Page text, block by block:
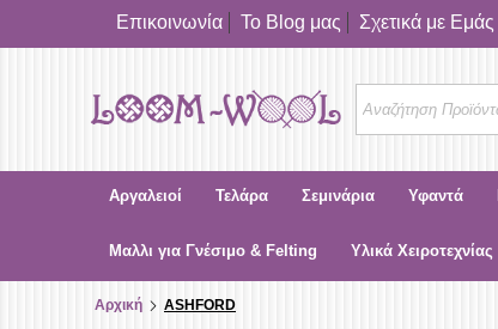
Επικοινωνία Το Blog μας Σχετικά με Εμάς
Αργαλειοί Τελάρα Σεμινάρια Υφαντά
Μαλλι για Γνέσιμο & Felting Υλικά Χειροτεχνίας
Αρχική ASHFORD